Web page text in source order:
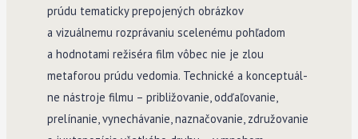
prúdu tematicky prepojených obrázkov
a vizuálnemu rozprávaniu scelenému pohľadom
a hodnotami režiséra film vôbec nie je zlou
metaforou prúdu vedomia. Technické a konceptuál­
ne nástroje filmu – približovanie, odďaľovanie,
prelínanie, vynechávanie, naznačovanie, združovanie